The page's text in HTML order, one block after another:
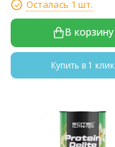
Осталась 1 шт.
В корзину
Купить в 1 клик